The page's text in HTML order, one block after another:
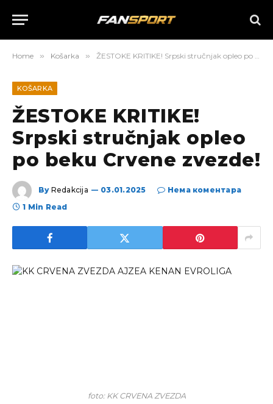
Home » Košarka » ŽESTOKE KRITIKE! Srpski stručnjak opleo po beku Crvene zvezde!
KOŠARKA
ŽESTOKE KRITIKE!
Srpski stručnjak opleo
po beku Crvene zvezde!
By Redakcija 03.01.2025
Нема коментара
1 Min Read
foto: KK CRVENA ZVEZDA